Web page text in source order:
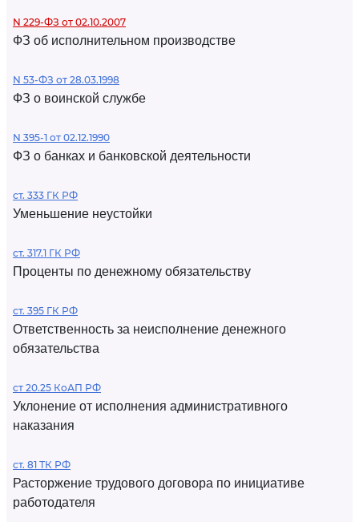
N 229-ФЗ от 02.10.2007
ФЗ об исполнительном производстве
N 53-ФЗ от 28.03.1998
ФЗ о воинской службе
N 395-1 от 02.12.1990
ФЗ о банках и банковской деятельности
ст. 333 ГК РФ
Уменьшение неустойки
ст. 317.1 ГК РФ
Проценты по денежному обязательству
ст. 395 ГК РФ
Ответственность за неисполнение денежного
обязательства
ст 20.25 КоАП РФ
Уклонение от исполнения административного
наказания
ст. 81 ТК РФ
Расторжение трудового договора по инициативе
работодателя